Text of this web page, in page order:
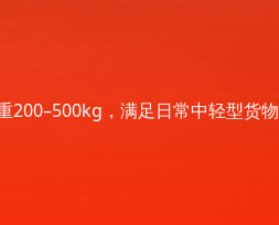
200–500kg，满足日常中轻型货物